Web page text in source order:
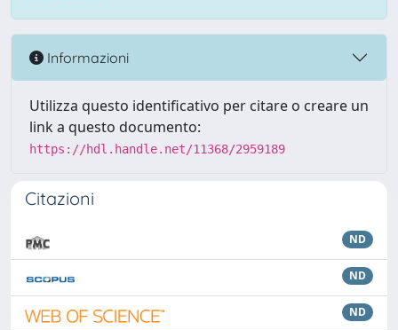
Informazioni
Utilizza questo identificativo per citare o creare un
link a questo documento:
https://hdl.handle.net/11368/2959189
Citazioni
ND
ND
ND